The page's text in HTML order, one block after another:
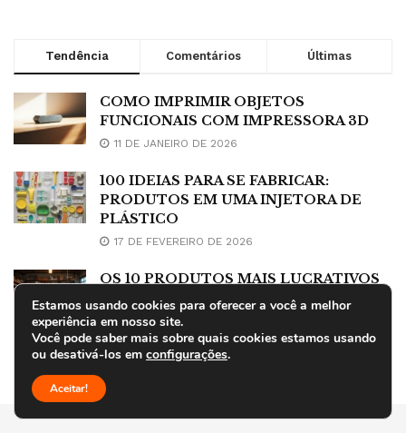
Tendência Comentários Últimas
COMO IMPRIMIR OBJETOS
FUNCIONAIS COM IMPRESSORA 3D
11 DE JANEIRO DE 2026
100 IDEIAS PARA SE FABRICAR:
PRODUTOS EM UMA INJETORA DE
PLÁSTICO
17 DE FEVEREIRO DE 2026
OS 10 PRODUTOS MAIS LUCRATIVOS
PARA FABRICAR NO TORNO
MECÂNICO
18 DE DEZEMBRO DE 2025
Estamos usando cookies para oferecer a você a melhor
experiência em nosso site.
Você pode saber mais sobre quais cookies estamos usando
ou desativá-los em configurações.
Aceitar!